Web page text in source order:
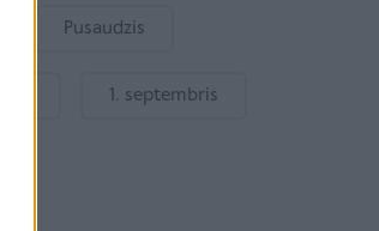
Pusaudzis
1. septembris